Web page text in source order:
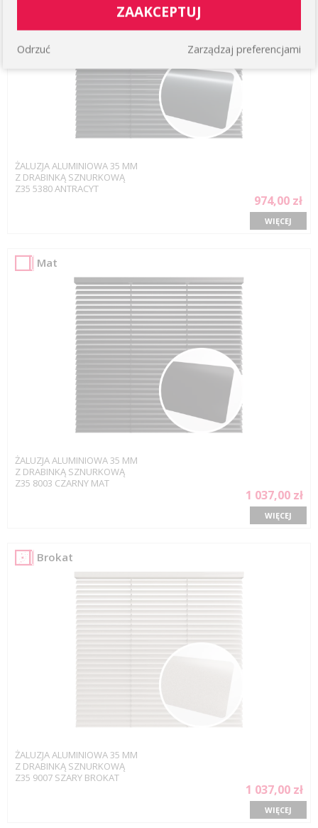
ŻALUZJA ALUMINIOWA 35 MM
Z DRABINKĄ SZNURKOWĄ
Z35 5380 ANTRACYT
974,00 zł
WIĘCEJ
Mat
ŻALUZJA ALUMINIOWA 35 MM
Z DRABINKĄ SZNURKOWĄ
Z35 8003 CZARNY MAT
1 037,00 zł
WIĘCEJ
Brokat
ŻALUZJA ALUMINIOWA 35 MM
Z DRABINKĄ SZNURKOWĄ
Z35 9007 SZARY BROKAT
1 037,00 zł
WIĘCEJ
ZAAKCEPTUJ
Zarządzaj preferencjami
Odrzuć